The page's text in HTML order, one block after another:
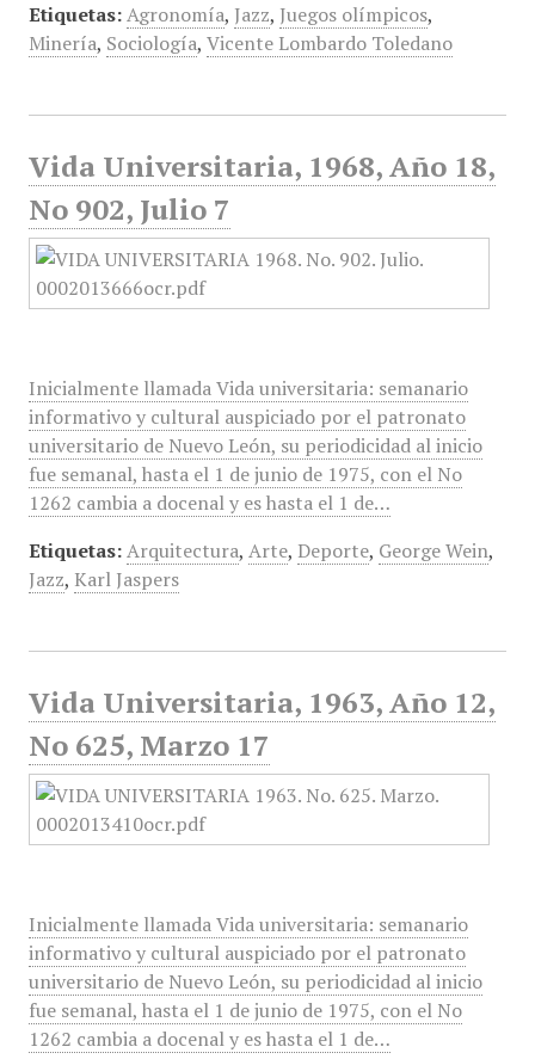
Etiquetas: Agronomía, Jazz, Juegos olímpicos,
Minería, Sociología, Vicente Lombardo Toledano
Vida Universitaria, 1968, Año 18,
No 902, Julio 7
Inicialmente llamada Vida universitaria: semanario
informativo y cultural auspiciado por el patronato
universitario de Nuevo León, su periodicidad al inicio
fue semanal, hasta el 1 de junio de 1975, con el No
1262 cambia a docenal y es hasta el 1 de…
Etiquetas: Arquitectura, Arte, Deporte, George Wein,
Jazz, Karl Jaspers
Vida Universitaria, 1963, Año 12,
No 625, Marzo 17
Inicialmente llamada Vida universitaria: semanario
informativo y cultural auspiciado por el patronato
universitario de Nuevo León, su periodicidad al inicio
fue semanal, hasta el 1 de junio de 1975, con el No
1262 cambia a docenal y es hasta el 1 de…